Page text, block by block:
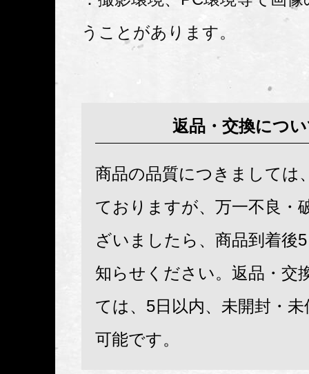
うことがあります。
返品・交換につ
商品の品質につきましては
ておりますが、万一不良・
ざいましたら、商品到着後
知らせください。返品・交
ては、5日以内、未開封・
可能です。